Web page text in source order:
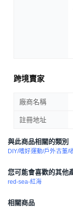
跨境賣家
廠商名稱
註冊地址
與此商品相關的類別
DIY/嗜好運動/戶外古董/
您可能會喜歡的其他
red-sea-紅海
相關商品